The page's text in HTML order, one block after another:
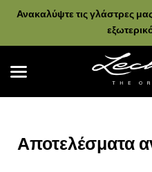
Ανακαλύψτε τις γλάστρες
Αποτελέσματα